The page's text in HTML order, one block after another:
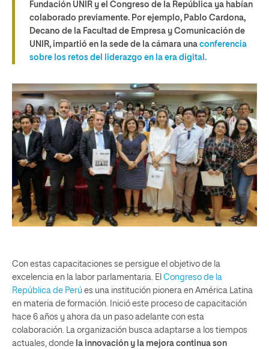
Fundación UNIR y el Congreso de la República ya habían
colaborado previamente. Por ejemplo, Pablo Cardona,
Decano de la Facultad de Empresa y Comunicación de
UNIR, impartió en la sede de la cámara una conferencia
sobre los retos del liderazgo en la era digital.
Con estas capacitaciones se persigue el objetivo de la
excelencia en la labor parlamentaria. El Congreso de la
República de Perú es una institución pionera en América Latina
en materia de formación. Inició este proceso de capacitación
hace 6 años y ahora da un paso adelante con esta
colaboración. La organización busca adaptarse a los tiempos
actuales, donde la innovación y la mejora continua son